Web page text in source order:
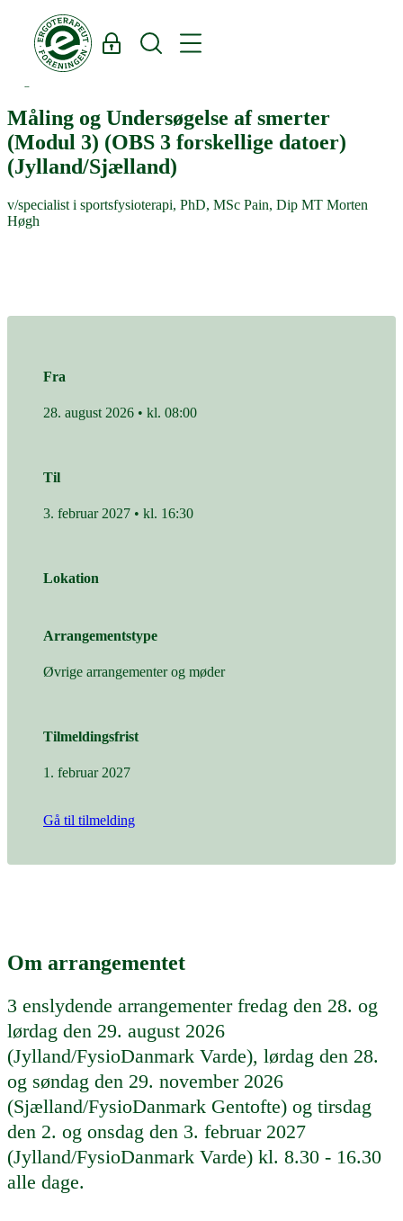
Log ind Søg
Måling og Undersøgelse af smerter
(Modul 3) (OBS 3 forskellige datoer)
(Jylland/Sjælland)
v/specialist i sportsfysioterapi, PhD, MSc Pain, Dip MT Morten
Høgh
Fra
28. august 2026 • kl. 08:00
Til
3. februar 2027 • kl. 16:30
Lokation
Arrangementstype
Øvrige arrangementer og møder
Tilmeldingsfrist
1. februar 2027
Gå til tilmelding
Om arrangementet
3 enslydende arrangementer fredag den 28. og
lørdag den 29. august 2026
(Jylland/FysioDanmark Varde), lørdag den 28.
og søndag den 29. november 2026
(Sjælland/FysioDanmark Gentofte) og tirsdag
den 2. og onsdag den 3. februar 2027
(Jylland/FysioDanmark Varde) kl. 8.30 - 16.30
alle dage.